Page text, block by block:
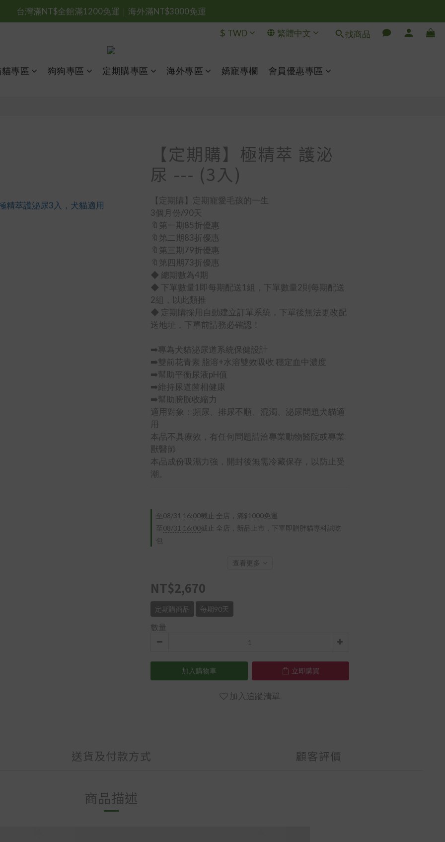
台灣滿NT$全館滿1200免運｜海外滿NT$3000免運
會員優惠專區由此進
$ TWD 繁體中文 找商品
專區 狗狗專區 定期購專區 海外專區 嬌寵專欄 會員優惠專區
【定期購】極精萃 護泌
尿 --- (3入)
【定期購】定期寵愛毛孩的一生
3個月份/90天
🔖第一期85折優惠
🔖第二期83折優惠
🔖第三期79折優惠
🔖第四期73折優惠
◆ 總期數為4期
◆ 下單數量1即每期配送1組，下單數量2則每期配送
2組，以此類推
◆ 定期購採用自動建立訂單系統，下單後無法更改配
送地址，下單前請務必確認！
➡️專為犬貓泌尿道系統保健設計
➡️雙前花青素 脂溶+水溶雙效吸收 穩定血中濃度
➡️幫助平衡尿液pH值
➡️維持尿道菌相健康
➡️幫助膀胱收縮力
適用對象：頻尿、排尿不順、混濁、泌尿問題犬貓適
用
本品不具療效，有任何問題請洽專業動物醫院或專業
獸醫師
本品成份吸濕力強，開封後無需冷藏保存，以防止受
潮。
至 08/31 16:00截止
全店，滿$1000免運
至 08/31 16:00截止
全店，新品上市，下單即贈胖貓專科試吃
包
查看更多
NT$2,670
定期購商品 每期90天
數量
加入購物車 立即購買
加入追蹤清單
送貨及付款方式 顧客評價
商品描述
立即購買